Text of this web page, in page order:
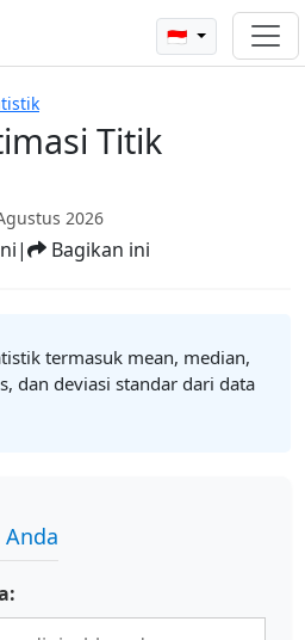
🇮🇩
Titik
2026
| Bagikan ini
termasuk mean, median,
dan deviasi standar dari data